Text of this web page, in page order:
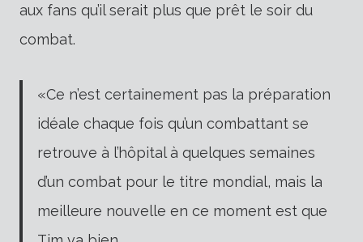
aux fans qu’il serait plus que prêt le soir du
combat.
«Ce n’est certainement pas la préparation
idéale chaque fois qu’un combattant se
retrouve à l’hôpital à quelques semaines
d’un combat pour le titre mondial, mais la
meilleure nouvelle en ce moment est que